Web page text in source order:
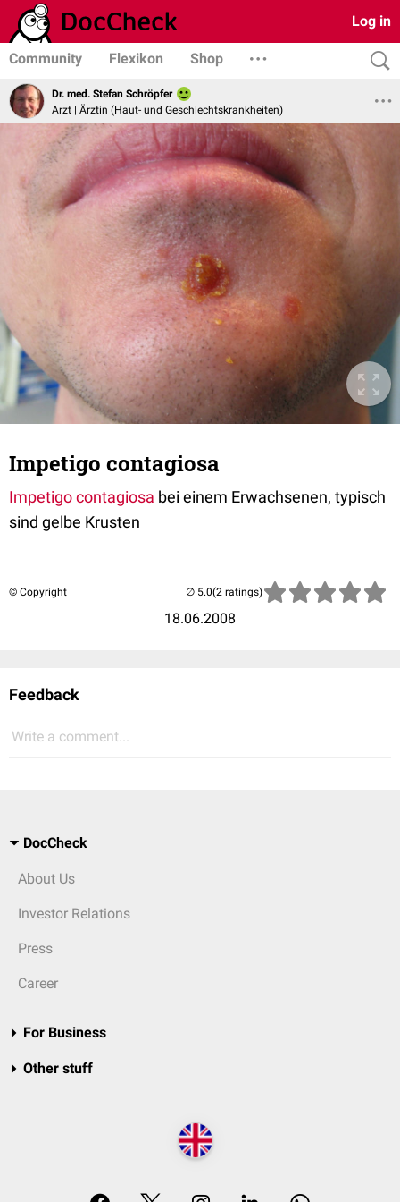
Log in
Community Flexikon Shop
Dr. med. Stefan Schröpfer
Arzt | Ärztin (Haut- und Geschlechtskrankheiten)
Impetigo contagiosa
Impetigo contagiosa bei einem Erwachsenen, typisch
sind gelbe Krusten
© Copyright
18.06.2008
(2 ratings)
Feedback
Write a comment...
DocCheck
About Us
Investor Relations
Press
Career
For Business
Other stuff